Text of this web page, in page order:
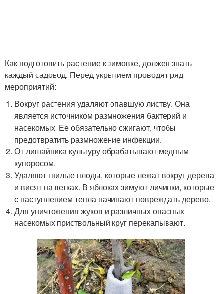
Как подготовить растение к зимовке, должен знать
каждый садовод. Перед укрытием проводят ряд
мероприятий:
Вокруг растения удаляют опавшую листву. Она
является источником размножения бактерий и
насекомых. Ее обязательно сжигают, чтобы
предотвратить размножение инфекции.
От лишайника культуру обрабатывают медным
купоросом.
Удаляют гнилые плоды, которые лежат вокруг дерева
и висят на ветках. В яблоках зимуют личинки, которые
с наступлением тепла начинают повреждать дерево.
Для уничтожения жуков и различных опасных
насекомых приствольный круг перекапывают.